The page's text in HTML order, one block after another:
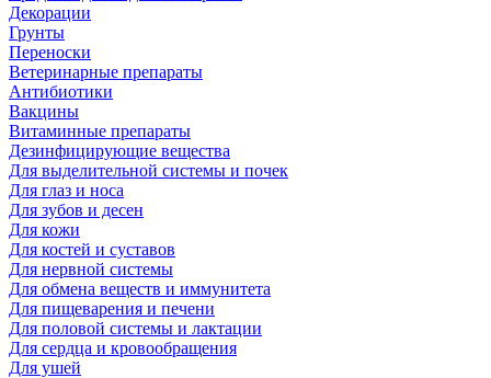
Декорации
Грунты
Переноски
Ветеринарные препараты
Антибиотики
Вакцины
Витаминные препараты
Дезинфицирующие вещества
Для выделительной системы и почек
Для глаз и носа
Для зубов и десен
Для кожи
Для костей и суставов
Для нервной системы
Для обмена веществ и иммунитета
Для пищеварения и печени
Для половой системы и лактации
Для сердца и кровообращения
Для ушей